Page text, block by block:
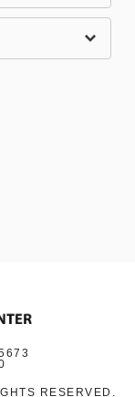
RESERVED.